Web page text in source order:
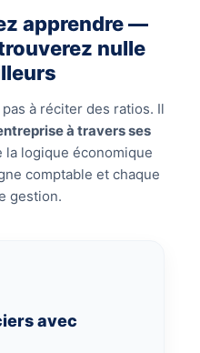
apprendre —
nulle
à réciter des ratios. Il
à travers ses
logique économique
comptable et chaque
gestion.
avec